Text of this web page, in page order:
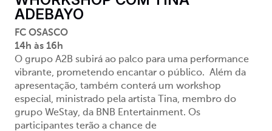
ADEBAYO
FC OSASCO
14h às 16h
O grupo A2B subirá ao palco para uma performance
vibrante, prometendo encantar o público. Além da
apresentação, também conterá um workshop
especial, ministrado pela artista Tina, membro do
grupo WeStay, da BNB Entertainment. Os
participantes terão a chance de